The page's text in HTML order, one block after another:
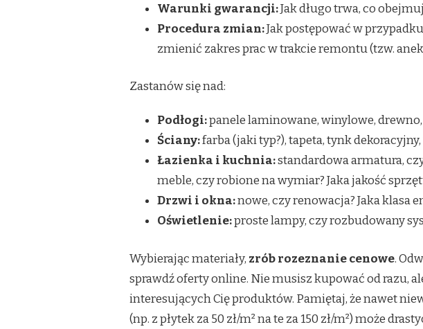
Warunki gwarancji:Jak długo trwa, co
Procedura zmian:Jak postępować w
zmienić zakres prac w trakcie remontu (tzw.
Zastanów się nad:
Podłogi:panele laminowane, winylowe, drewno,
Ściany:farba (jaki typ?), tapeta, tynk dekoracyjny,
Łazienka i kuchnia:standardowa armatura,
meble, czy robione na wymiar? Jaka jakość
Drzwi i okna:nowe, czy renowacja? Jaka klasa
Oświetlenie:proste lampy, czy rozbudowany
Wybierając materiały, zrób rozeznanie cenowe.
sprawdź oferty online. Nie musisz kupować od razu,
interesujących Cię produktów. Pamiętaj, że nawet
(np. z płytek za 50 zł/m² na te za 150 zł/m²) może